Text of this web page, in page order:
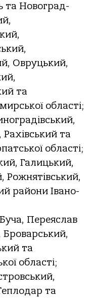
та Новоград-
Овруцький,
та
області;
та
області;
Галицький,
Рожнятівський,
райони Івано-
Переяслав
Броварський,
та
області;
та